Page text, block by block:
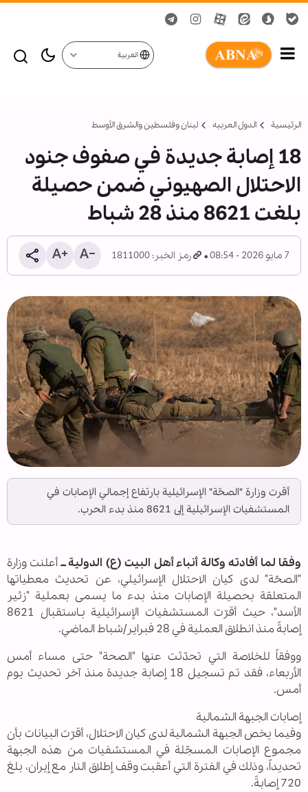
العربية
الرئيسية الدول العربیه لبنان وفلسطين والشرق الأوسط
18 إصابة جديدة في صفوف جنود
الاحتلال الصهيوني ضمن حصيلة
بلغت 8621 منذ 28 شباط
7 مايو 2026 - 08:54 رمز الخبر: 1811000
أقرت وزارة "الصحّة" الإسرائيلية بارتفاع إجمالي الإصابات في
المستشفيات الإسرائيلية إلى 8621 منذ بدء الحرب.
وفقا لما أفادته وكالة أنباء أهل البيت (ع) الدولية ــأعلنت وزارة
"الصحّة" لدى كيان الاحتلال الإسرائيلي، عن تحديث معطياتها
المتعلقة بحصيلة الإصابات منذ بدء ما يسمى بعملية "زئير
الأسد"، حيث أقرّت المستشفيات الإسرائيلية بـاستقبال 8621
إصابةً منذ انطلاق العملية في 28 فبراير/شباط الماضي.
ووفقاً للخلاصة التي تحدّثت عنها "الصحة" حتى مساء أمس
الأربعاء، فقد تم تسجيل 18 إصابة جديدة منذ آخر تحديث يوم
أمس.
إصابات الجبهة الشمالية
وفيما يخص الجبهة الشمالية لدى كيان الاحتلال، أقرّت البيانات بأن
مجموع الإصابات المسجّلة في المستشفيات من هذه الجبهة
تحديداً، وذلك في الفترة التي أعقبت وقف إطلاق النار مع إيران، بلغ
720 إصابةً.